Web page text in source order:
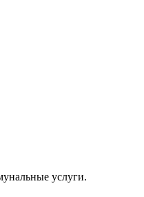
услуги.